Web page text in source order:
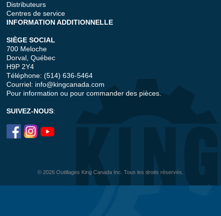
Distributeurs
Centres de service
INFORMATION ADDITIONNELLE
SIÈGE SOCIAL
700 Meloche
Dorval, Québec
H9P 2Y4
Téléphone: (514) 636-5464
Courriel: info@kingcanada.com
Pour information ou pour commander des pièces.
SUIVEZ-NOUS:
© 2026 Outillages King Canada Inc. Tous les droits réservés.